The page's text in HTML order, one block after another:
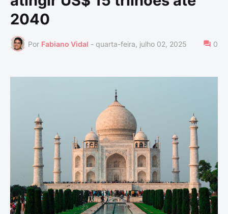
2040
Por Fabiano Vidal - quarta-feira, julho 02, 2025 0